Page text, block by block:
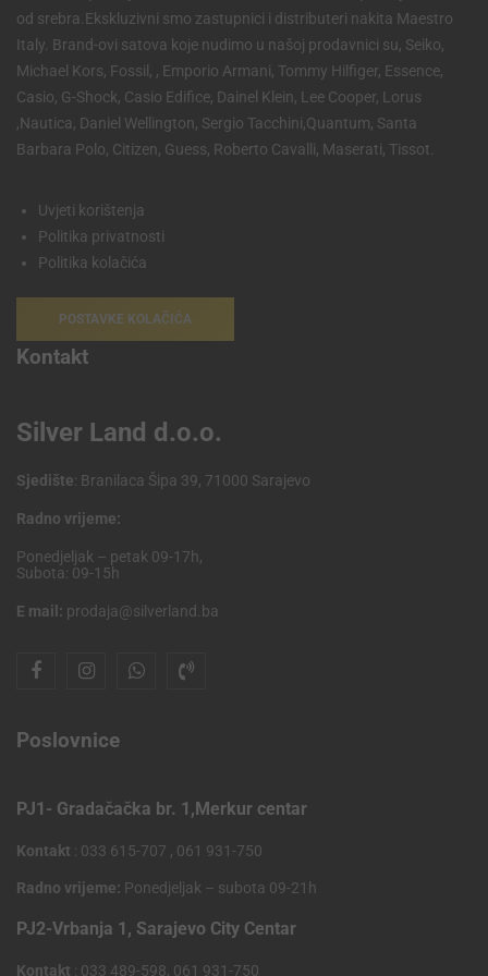
od srebra.Ekskluzivni smo zastupnici i distributeri nakita Maestro
Italy. Brand-ovi satova koje nudimo u našoj prodavnici su, Seiko,
Michael Kors, Fossil, , Emporio Armani, Tommy Hilfiger, Essence,
Casio, G-Shock, Casio Edifice, Dainel Klein, Lee Cooper, Lorus
,Nautica, Daniel Wellington, Sergio Tacchini,Quantum, Santa
Barbara Polo, Citizen, Guess, Roberto Cavalli, Maserati, Tissot.
Uvjeti korištenja
Politika privatnosti
Politika kolačića
POSTAVKE KOLAČIĆA
Kontakt
Silver Land d.o.o.
Sjedište: Branilaca Šipa 39, 71000 Sarajevo
Radno vrijeme:
Ponedjeljak – petak 09-17h,
Subota: 09-15h
E mail: prodaja@silverland.ba
Poslovnice
PJ1- Gradačačka br. 1,Merkur centar
Kontakt : 033 615-707 , 061 931-750
Radno vrijeme: Ponedjeljak – subota 09-21h
PJ2-Vrbanja 1, Sarajevo City Centar
Kontakt : 033 489-598, 061 931-750